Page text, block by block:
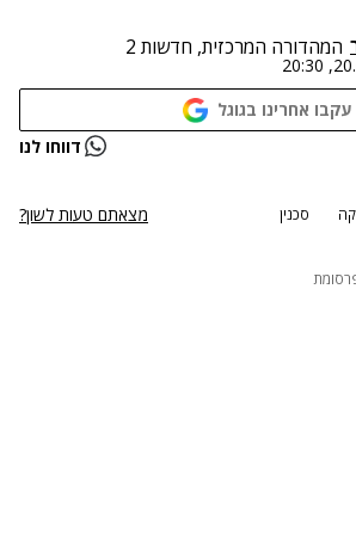
המהדורה המרכזית, חדשות 2
עקבו אחרינו בגוגל
דווחו לנו
סכנין מצאתם טעות לשון?